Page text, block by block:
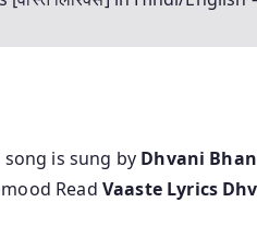
is sung by Dhvani
Read Vaaste Lyrics